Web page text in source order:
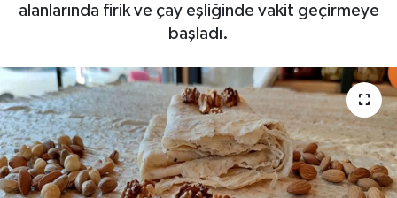
alanlarında firik ve çay eşliğinde vakit geçirmeye
başladı.
Haber Arşivi